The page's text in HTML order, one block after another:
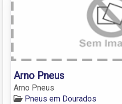
Arno Pneus
Arno Pneus
Pneus em Dourados